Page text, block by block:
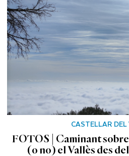
CASTELLAR
FOTOS | Caminant sobre
(o no) el Vallès des